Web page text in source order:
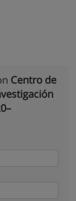
Centro de